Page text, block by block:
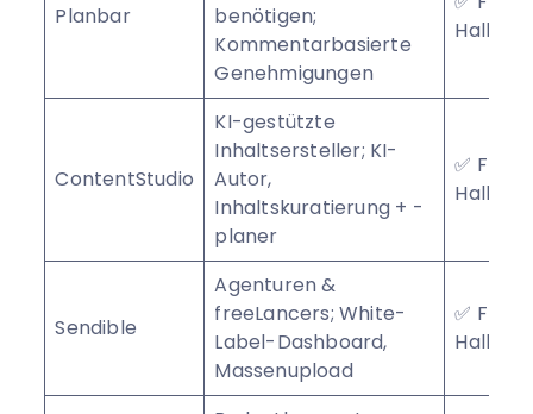
Planbar
benötigen;
Kommentarbasierte
Genehmigungen
ContentStudio
KI-gestützte
Inhaltsersteller; KI-
Autor,
Inhaltskuratierung + -
planer
✅ Free
Sendible
Agenturen &
freeLancers; White-
Label-Dashboard,
Massenupload
✅ Free